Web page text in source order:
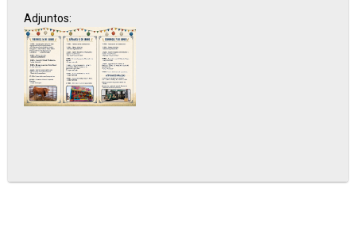
Adjuntos: